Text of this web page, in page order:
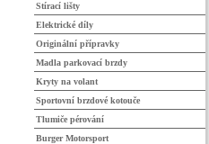
Stírací lišty
Elektrické díly
Originální přípravky
Madla parkovací brzdy
Kryty na volant
Sportovní brzdové kotouče
Tlumiče pérování
Burger Motorsport